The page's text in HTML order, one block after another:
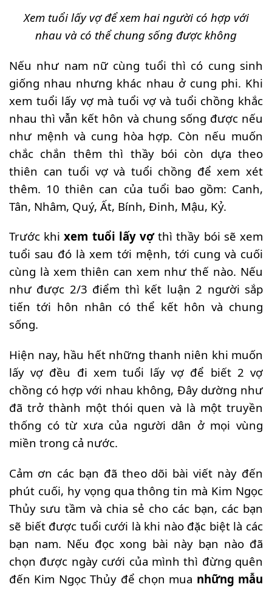
Xem tuổi lấy vợ để xem hai người có hợp với
nhau và có thể chung sống được không
Nếu như nam nữ cùng tuổi thì có cung sinh
giống nhau nhưng khác nhau ở cung phi. Khi
xem tuổi lấy vợ mà tuổi vợ và tuổi chồng khắc
nhau thì vẫn kết hôn và chung sống được nếu
như mệnh và cung hòa hợp. Còn nếu muốn
chắc chắn thêm thì thầy bói còn dựa theo
thiên can tuổi vợ và tuổi chồng để xem xét
thêm. 10 thiên can của tuổi bao gồm: Canh,
Tân, Nhâm, Quý, Ất, Bính, Đinh, Mậu, Kỷ.
Trước khixem tuổi lấy vợthì thầy bói sẽ xem
tuổi sau đó là xem tới mệnh, tới cung và cuối
cùng là xem thiên can xem như thế nào. Nếu
như được 2/3 điểm thì kết luận 2 người sắp
tiến tới hôn nhân có thể kết hôn và chung
sống.
Hiện nay, hầu hết những thanh niên khi muốn
lấy vợ đều đi xem tuổi lấy vợ để biết 2 vợ
chồng có hợp với nhau không, Đây dường như
đã trở thành một thói quen và là một truyền
thống có từ xưa của người dân ở mọi vùng
miền trong cả nước.
Cảm ơn các bạn đã theo dõi bài viết này đến
phút cuối, hy vọng qua thông tin mà Kim Ngọc
Thủy sưu tầm và chia sẻ cho các bạn, các bạn
sẽ biết được tuổi cưới là khi nào đặc biệt là các
bạn nam. Nếu đọc xong bài này bạn nào đã
chọn được ngày cưới của mình thì đừng quên
đến Kim Ngọc Thủy để chọn mua những mẫu